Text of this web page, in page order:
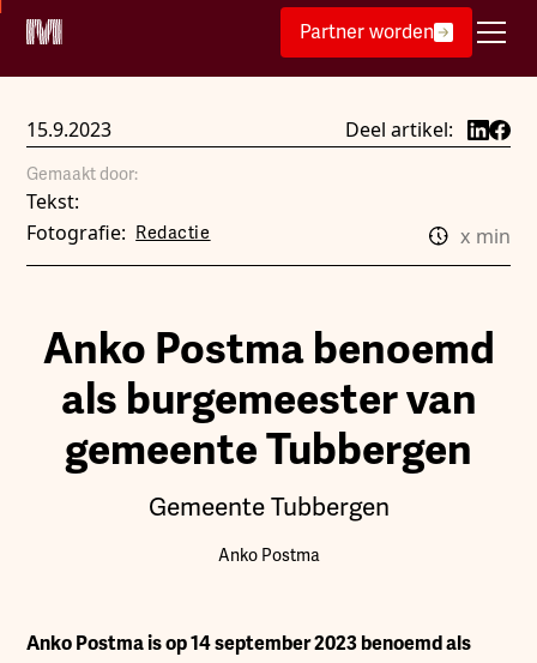
Partner worden
15.9.2023 Deel artikel:
Gemaakt door:
Tekst:
Fotografie:
Redactie x min
Anko Postma benoemd
als burgemeester van
gemeente Tubbergen
Gemeente Tubbergen
Anko Postma
Anko Postma is op 14 september 2023 benoemd als